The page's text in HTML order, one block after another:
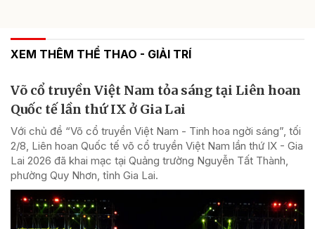
XEM THÊM THỂ THAO - GIẢI TRÍ
Võ cổ truyền Việt Nam tỏa sáng tại Liên hoan
Quốc tế lần thứ IX ở Gia Lai
Với chủ đề “Võ cổ truyền Việt Nam - Tinh hoa ngời sáng”, tối
2/8, Liên hoan Quốc tế võ cổ truyền Việt Nam lần thứ IX - Gia
Lai 2026 đã khai mạc tại Quảng trường Nguyễn Tất Thành,
phường Quy Nhơn, tỉnh Gia Lai.